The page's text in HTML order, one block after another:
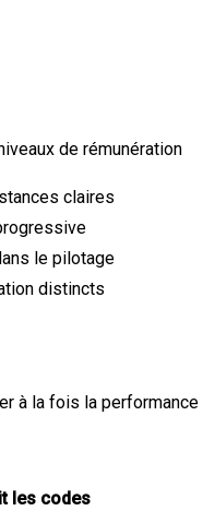
de rémunération
claires
le pilotage
distincts
à la fois la performance
les codes